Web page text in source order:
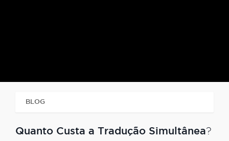
BLOG
Quanto Custa a Tradução Simultânea?